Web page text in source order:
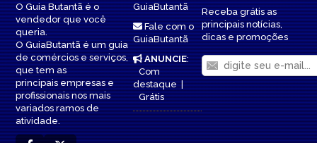
O Guia Butantã é o
vendedor que você
queria.
O GuiaButantã é um guia
de comércios e serviços,
que tem as
principais empresas e
profissionais nos mais
variados ramos de
atividade.
GuiaButantã
Fale com o
GuiaButantã
ANUNCIE:
Com
destaque|
Grátis
Receba grátis as
principais notícias,
dicas e promoções